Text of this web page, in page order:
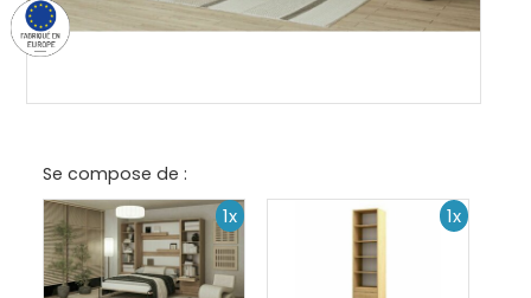
Se compose de :
1x 1x